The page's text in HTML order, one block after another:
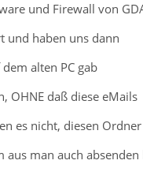
und Firewall von
und haben uns dann
alten PC gab
OHNE daß diese eMails
es nicht, diesen Ordner
man auch